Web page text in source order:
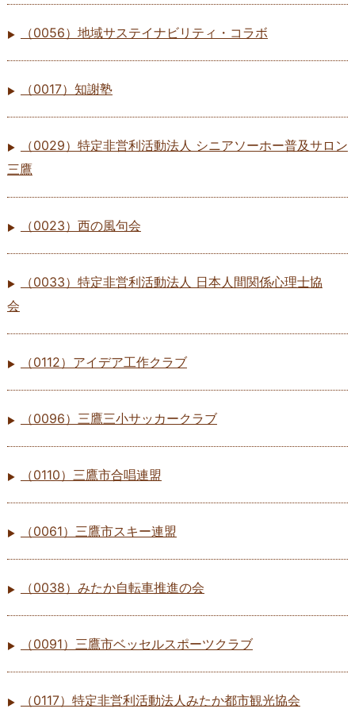
（0056）地域サステイナビリティ・コラボ
（0017）知謝塾
（0029）特定非営利活動法人 シニアソーホー普及サロン
三鷹
（0023）西の風句会
（0033）特定非営利活動法人 日本人間関係心理士協
会
（0112）アイデア工作クラブ
（0096）三鷹三小サッカークラブ
（0110）三鷹市合唱連盟
（0061）三鷹市スキー連盟
（0038）みたか自転車推進の会
（0091）三鷹市ベッセルスポーツクラブ
（0117）特定非営利活動法人みたか都市観光協会